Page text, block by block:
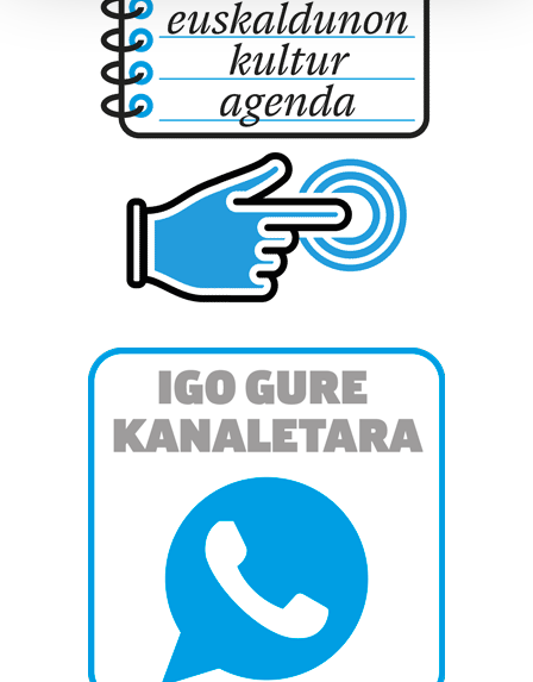
Guk eta gure bazkideek zure datu pertsonalak
prozesatzen ditugu, zure IP zenbakia, besteak beste,
teknologia erabiliz, cookieak adibidez, iragarki eta eduki
pertsonalizatuak eskaintzeko, iragarkiak eta edukia
neurtzeko, jendeari buruzko informazioa biltzeko eta
produktuak garatzeko. Zure datuak nork eta zertarako
erabiltzen dituen hauta dezakezu.
Bazkide batzuek ez dizute baimenik eskatzen, eta beren
interes komertzial legitimoetan babesten dira. Ikusi gure
dezakezun ikusteko.
Lortu zure datu pertsonalak prozesatzeko moduari
buruzko informazio gehiago eta ezarri zure lehentasunak
datuen atalean. Edozein unetan alda edo ken dezakezu
zure baimena Cookieen adierazpenean.
Webgune honek cookie propioak eta hirugarrenen cookie-
fitxategiak erabiltzen ditu. Zure esperientzia eta
zerbitzuak hobetzeko asmoz, cookie teknologiaz
baliatzen gara. Ohar hau onartuz gero, teknologia hori